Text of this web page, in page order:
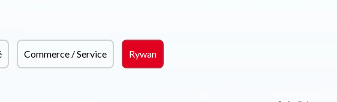
Commerce / Service Rywan